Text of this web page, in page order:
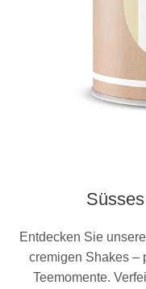
Entdecken Sie
cremigen Shakes –
Teemomente.